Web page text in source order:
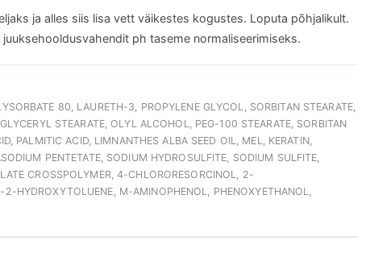
ja alles siis lisa vett väikestes kogustes. Loputa põhjalikult.
ph taseme normaliseerimiseks.
80, LAURETH-3, PROPYLENE GLYCOL, SORBITAN STEARATE,
STEARATE, OLYL ALCOHOL, PEG-100 STEARATE, SORBITAN
PALMITIC ACID, LIMNANTHES ALBA SEED OIL, MEL, KERATIN,
PENTETATE, SODIUM HYDROSULFITE, SODIUM SULFITE,
CROSSPOLYMER, 4-CHLORORESORCINOL, 2-
HYDROXYTOLUENE, M-AMINOPHENOL, PHENOXYETHANOL,